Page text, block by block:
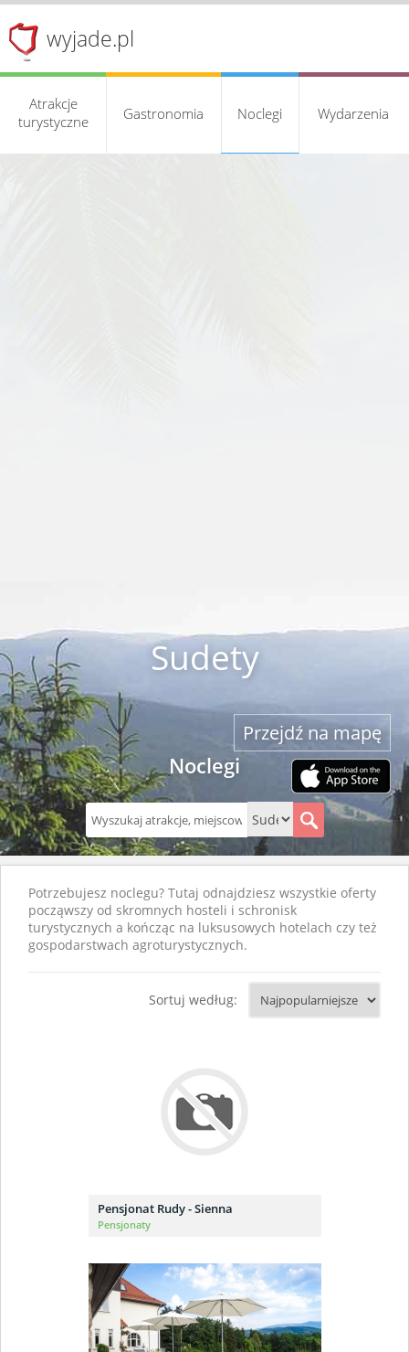
wyjade.pl
Atrakcje
turystyczne
Gastronomia Noclegi Wydarzenia
Sudety
Noclegi
Przejdź na mapę
Potrzebujesz noclegu? Tutaj odnajdziesz wszystkie oferty
począwszy od skromnych hosteli i schronisk
turystycznych a kończąc na luksusowych hotelach czy też
gospodarstwach agroturystycznych.
Sortuj według:
Pensjonat Rudy - Sienna
Pensjonaty